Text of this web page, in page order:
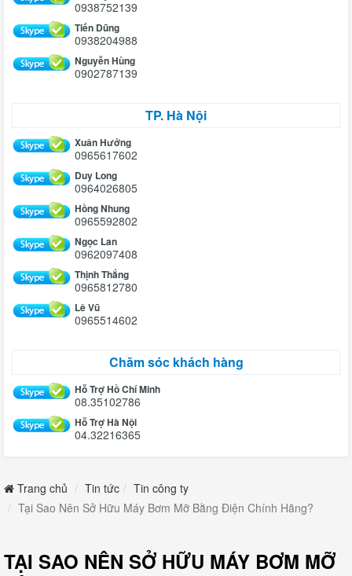
0938752139
Tiến Dũng
0938204988
Nguyễn Hùng
0902787139
TP. Hà Nội
Xuân Hưởng
0965617602
Duy Long
0964026805
Hồng Nhung
0965592802
Ngọc Lan
0962097408
Thịnh Thắng
0965812780
Lê Vũ
0965514602
Chăm sóc khách hàng
Hỗ Trợ Hồ Chí Minh
08.35102786
Hỗ Trợ Hà Nội
04.32216365
Trang chủ Tin tức
Tin công ty
Tại Sao Nên Sở Hữu Máy Bơm Mỡ Bằng Điện Chính Hãng?
TẠI SAO NÊN SỞ HỮU MÁY BƠM MỠ